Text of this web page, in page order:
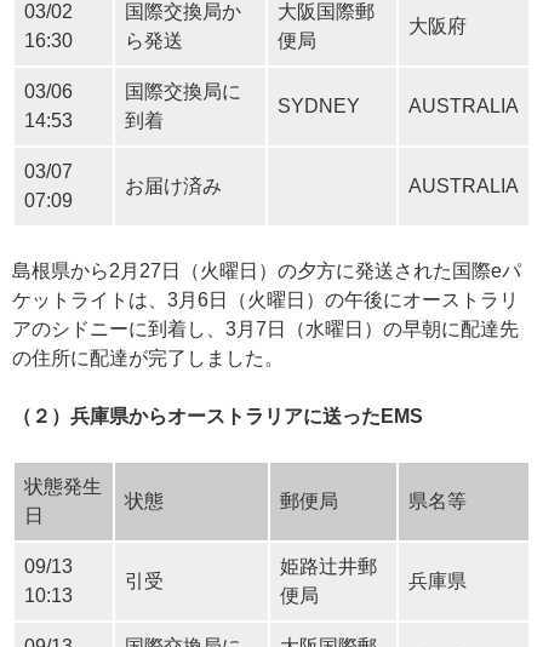
03/02
16:30
国際交換局か
ら発送
大阪国際郵
便局
大阪府
03/06
14:53
国際交換局に
到着
SYDNEY AUSTRALIA
03/07
07:09
お届け済み AUSTRALIA
島根県から2月27日（火曜日）の夕方に発送された国際eパ
ケットライトは、3月6日（火曜日）の午後にオーストラリ
アのシドニーに到着し、3月7日（水曜日）の早朝に配達先
の住所に配達が完了しました。
（２）兵庫県からオーストラリアに送ったEMS
状態発生
日
状態 郵便局 県名等
09/13
10:13
引受
姫路辻井郵
便局
兵庫県